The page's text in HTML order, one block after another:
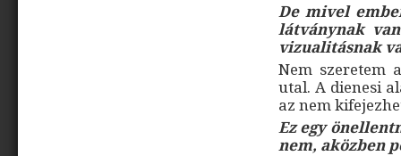
De mivel
látványnak
vizualitásnak
Nem szeretem
utal. A dienesi
az nem
Ez egy
nem, aközben